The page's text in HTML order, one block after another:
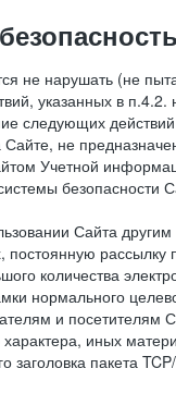
не нарушать (не
указанных в
следующих
не
Учетной
Сайта
постоянную
количества
нормального
и
иных
пакета